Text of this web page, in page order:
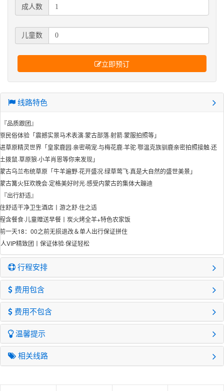
成人数
儿童数
立即预订
线路特色
品质跟团』
民俗体验「震撼实景马术表演·蒙古部落·射箭·蒙服拍照等」
草原精灵世界「皇家鹿园·亲密萌宠·与梅花鹿·羊驼·鄂温克族驯鹿亲密拍照接触·还
拨鼠·草原狼·小羊肖恩等你来发现」
古乌兰布统草原「牛羊遍野·花开盛况·绿草莺飞·真是大自然的盛世美景」
古篝火狂欢晚会·定格美好时光·感受内蒙古的集体大蹦迪
出行舒适』
舒适干净卫生酒店丨游之舒·住之适
含餐食·儿童赠送早餐丨炭火烤全羊+特色农家饭
一天18：00之前无损退改＆单人出行保证拼住
VIP精致团丨保证体验·保证轻松
行程安排
费用包含
费用不包含
温馨提示
相关线路